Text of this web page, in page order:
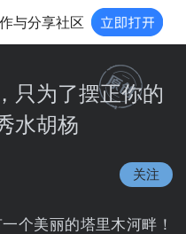
与分享社区
只为了摆正你的
水胡杨
关注
个美丽的塔里木河畔！